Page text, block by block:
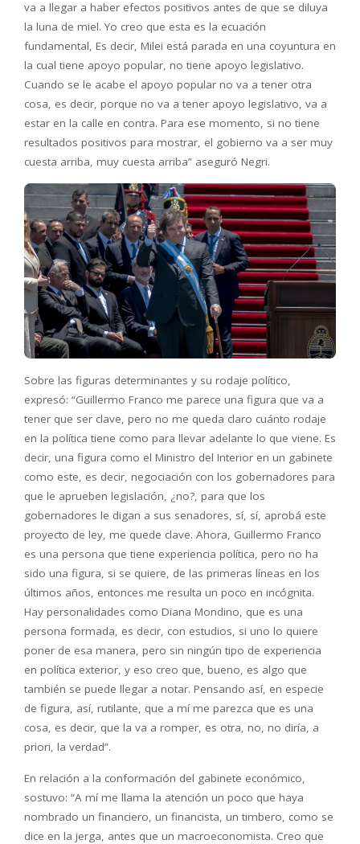
va a llegar a haber efectos positivos antes de que se diluya
la luna de miel. Yo creo que esta es la ecuación
fundamental, Es decir, Milei está parada en una coyuntura en
la cual tiene apoyo popular, no tiene apoyo legislativo.
Cuando se le acabe el apoyo popular no va a tener otra
cosa, es decir, porque no va a tener apoyo legislativo, va a
estar en la calle en contra. Para ese momento, si no tiene
resultados positivos para mostrar, el gobierno va a ser muy
cuesta arriba, muy cuesta arriba” aseguró Negri.
Sobre las figuras determinantes y su rodaje político,
expresó: “Guillermo Franco me parece una figura que va a
tener que ser clave, pero no me queda claro cuánto rodaje
en la política tiene como para llevar adelante lo que viene. Es
decir, una figura como el Ministro del Interior en un gabinete
como este, es decir, negociación con los gobernadores para
que le aprueben legislación, ¿no?, para que los
gobernadores le digan a sus senadores, sí, sí, aprobá este
proyecto de ley, me quede clave. Ahora, Guillermo Franco
es una persona que tiene experiencia política, pero no ha
sido una figura, si se quiere, de las primeras líneas en los
últimos años, entonces me resulta un poco en incógnita.
Hay personalidades como Diana Mondino, que es una
persona formada, es decir, con estudios, si uno lo quiere
poner de esa manera, pero sin ningún tipo de experiencia
en política exterior, y eso creo que, bueno, es algo que
también se puede llegar a notar. Pensando así, en especie
de figura, así, rutilante, que a mí me parezca que es una
cosa, es decir, que la va a romper, es otra, no, no diría, a
priori, la verdad”.
En relación a la conformación del gabinete económico,
sostuvo: “A mí me llama la atención un poco que haya
nombrado un financiero, un financista, un timbero, como se
dice en la jerga, antes que un macroeconomista. Creo que